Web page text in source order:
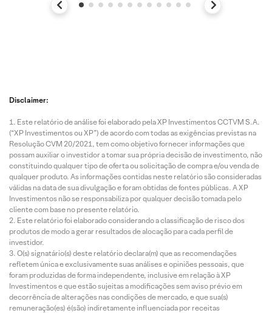
Disclaimer:
Este relatório de análise foi elaborado pela XP Investimentos CCTVM S.A.
(“XP Investimentos ou XP”) de acordo com todas as exigências previstas na
Resolução CVM 20/2021, tem como objetivo fornecer informações que
possam auxiliar o investidor a tomar sua própria decisão de investimento, não
constituindo qualquer tipo de oferta ou solicitação de compra e/ou venda de
qualquer produto. As informações contidas neste relatório são consideradas
válidas na data de sua divulgação e foram obtidas de fontes públicas. A XP
Investimentos não se responsabiliza por qualquer decisão tomada pelo
cliente com base no presente relatório.
Este relatório foi elaborado considerando a classificação de risco dos
produtos de modo a gerar resultados de alocação para cada perfil de
investidor.
O(s) signatário(s) deste relatório declara(m) que as recomendações
refletem única e exclusivamente suas análises e opiniões pessoais, que
foram produzidas de forma independente, inclusive em relação à XP
Investimentos e que estão sujeitas a modificações sem aviso prévio em
decorrência de alterações nas condições de mercado, e que sua(s)
remuneração(es) é(são) indiretamente influenciada por receitas